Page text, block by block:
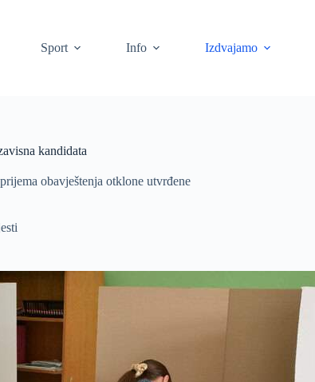
Sport Info Izdvajamo
kandidata
obavještenja otklone utvrđene